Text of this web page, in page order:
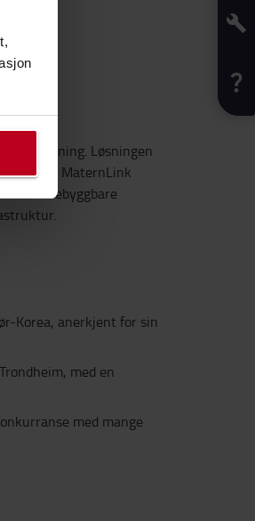
betydning. Løsningen
kobler MaternLink
forebyggbare
Korea, anerkjent for sin
med en
med mange